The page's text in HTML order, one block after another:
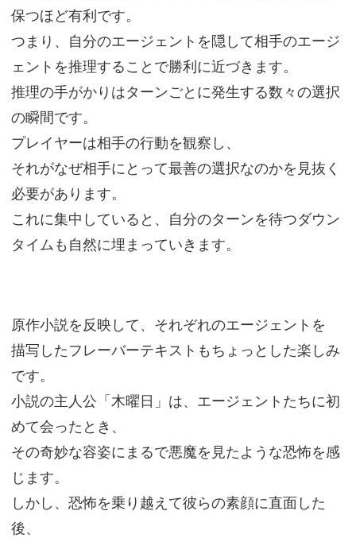
保つほど有利です。
つまり、自分のエージェントを隠して相手のエージ
ェントを推理することで勝利に近づきます。
推理の手がかりはターンごとに発生する数々の選択
の瞬間です。
プレイヤーは相手の行動を観察し、
それがなぜ相手にとって最善の選択なのかを見抜く
必要があります。
これに集中していると、自分のターンを待つダウン
タイムも自然に埋まっていきます。
原作小説を反映して、それぞれのエージェントを
描写したフレーバーテキストもちょっとした楽しみ
です。
小説の主人公「木曜日」は、エージェントたちに初
めて会ったとき、
その奇妙な容姿にまるで悪魔を見たような恐怖を感
じます。
しかし、恐怖を乗り越えて彼らの素顔に直面した
後、